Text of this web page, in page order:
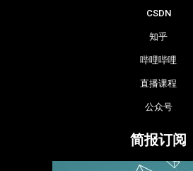
CSDN
知乎
哔哩哔哩
直播课程
公众号
简报订阅